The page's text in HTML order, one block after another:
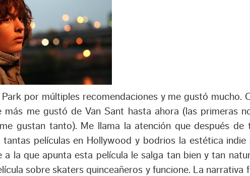
Park por múltiples recomendaciones y me gustó mucho.
más me gustó de Van Sant hasta ahora (las primeras
gustan tanto). Me llama la atención que después de
tantas películas en Hollywood y bodrios la estética indie
a la que apunta esta película le salga tan bien y tan
sobre skaters quinceañeros y funcione. La narrativa